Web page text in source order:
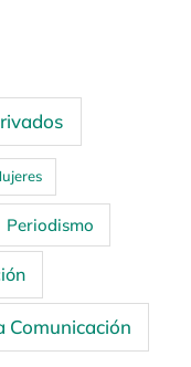
Periodismo
Comunicación